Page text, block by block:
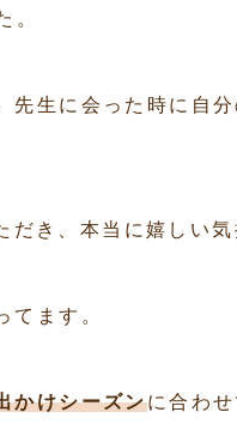
。
先生に会った時に自
き、本当に嬉しい気
てます。
かけシーズンに合わ